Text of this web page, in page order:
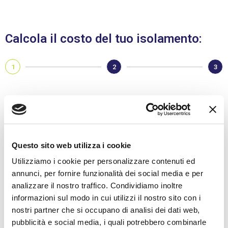
Questo sito web utilizza i cookie
Utilizziamo i cookie per personalizzare contenuti ed
annunci, per fornire funzionalità dei social media e per
analizzare il nostro traffico. Condividiamo inoltre
informazioni sul modo in cui utilizzi il nostro sito con i
nostri partner che si occupano di analisi dei dati web,
pubblicità e social media, i quali potrebbero combinarle
Calcola il costo del tuo isolamento:
1 2 3
Cognome
Indica la tua Categoria: